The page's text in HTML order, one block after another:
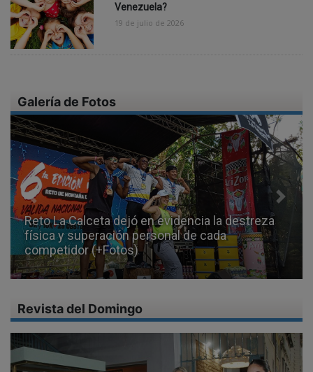
Venezuela?
19 de julio de 2026
Galería de Fotos
Iglesias del eje oriental de Carabobo presentan
externas (+Video)
Previous Next
Revista del Domingo